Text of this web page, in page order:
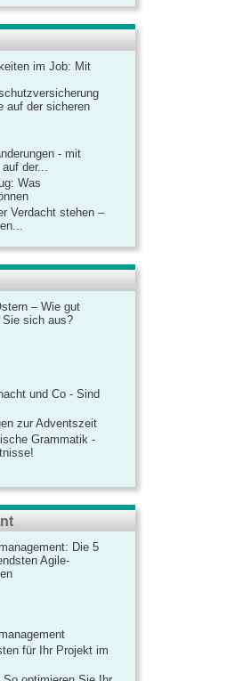
im Job: Mit
auf der sicheren
- mit
der...
Was
Verdacht stehen –
– Wie gut
Sie sich aus?
und Co - Sind
zur Adventszeit
Grammatik -
Die 5
Agile-
für Ihr Projekt im